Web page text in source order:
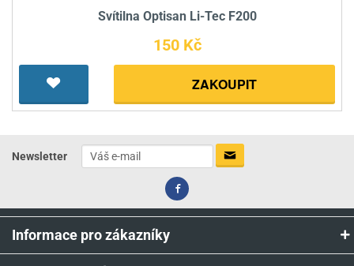
Svítilna Optisan Li-Tec F200
150 Kč
ZAKOUPIT
Newsletter
Informace pro zákazníky